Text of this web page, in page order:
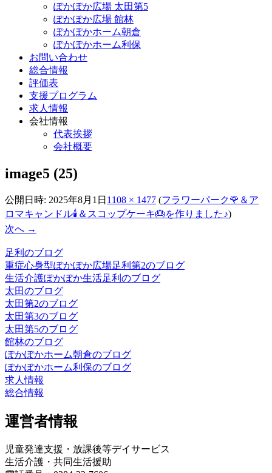
ぽかぽか広場 太田第5
ぽかぽか広場 館林
ぽかぽかホーム朝倉
ぽかぽかホーム利保
お問い合わせ
総合情報
評価表
支援プログラム
求人情報
会社情報
代表挨拶
会社概要
image5 (25)
公開日時: 2025年8月1日 1108 × 1477 (フラワーパーク🌹＆ア
ロマキャンドル🕯＆スコップケーキ🎂を作りました♪)
次へ →
足利のブログ
重症心身型ぽかぽか広場足利第2のブログ
生活介護ぽかぽか生活足利のブログ
太田のブログ
太田第2のブログ
太田第3のブログ
太田第5のブログ
館林のブログ
ぽかぽかホーム朝倉のブログ
ぽかぽかホーム利保のブログ
求人情報
総合情報
運営者情報
児童発達支援・放課後等デイサービス
生活介護・共同生活援助